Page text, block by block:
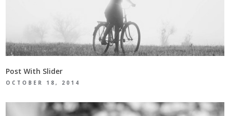
Post With Slider
OCTOBER 18, 2014